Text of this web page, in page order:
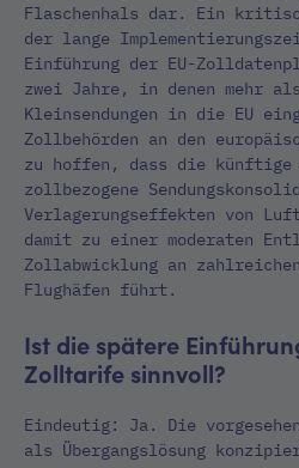
Flaschenhals dar. Ein
der lange
Einführung der EU-
zwei Jahre, in denen mehr
Kleinsendungen in die EU
Zollbehörden an den
zu hoffen, dass die
zollbezogene
Verlagerungseffekten von
damit zu einer moderaten
Zollabwicklung an
Flughäfen führt.
Ist die spätere
Zolltarife sinnvoll?
Eindeutig: Ja. Die
als Übergangslösung